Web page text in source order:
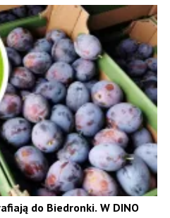
do Biedronki. W DINO